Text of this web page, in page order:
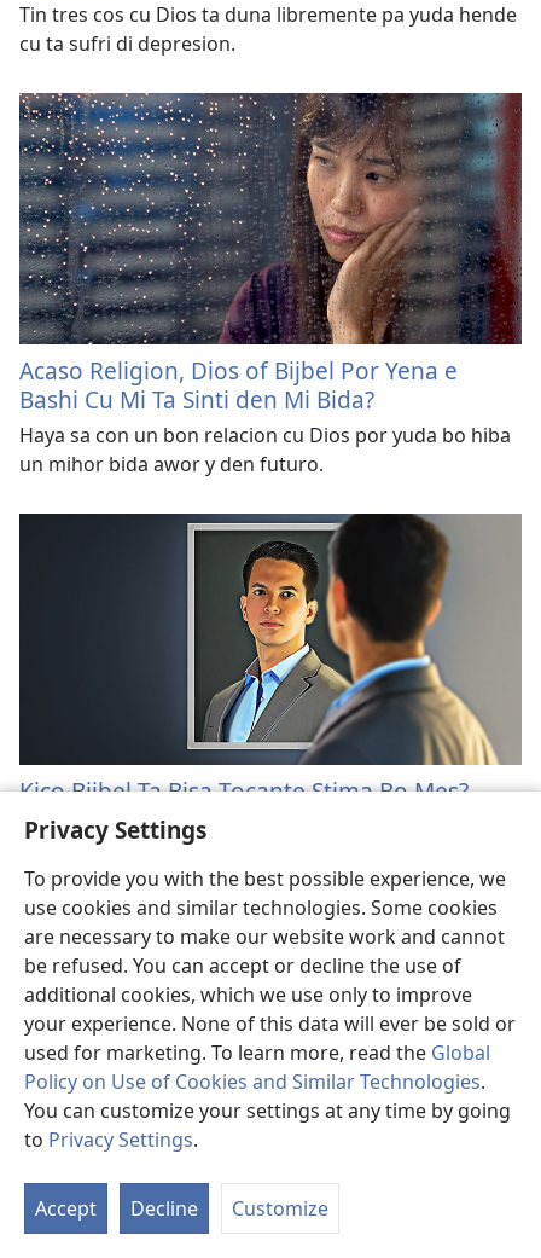
Privacy Settings
To provide you with the best possible experience, we
use cookies and similar technologies. Some cookies
are necessary to make our website work and cannot
be refused. You can accept or decline the use of
additional cookies, which we use only to improve
your experience. None of this data will ever be sold or
used for marketing. To learn more, read the Global
Policy on Use of Cookies and Similar Technologies.
You can customize your settings at any time by going
to Privacy Settings.
Accept Decline Customize
Tin tres cos cu Dios ta duna libremente pa yuda hende
cu ta sufri di depresion.
Acaso Religion, Dios of Bijbel Por Yena e
Bashi Cu Mi Ta Sinti den Mi Bida?
Haya sa con un bon relacion cu Dios por yuda bo hiba
un mihor bida awor y den futuro.
Kico Bijbel Ta Bisa Tocante Stima Bo Mes?
Hesus a bisa: “Stima bo prohimo mescos cu bo mes.”
JW.ORG ®/ WEBSITE OFICIAL DI TESTIGONAN DI JEHOVA
Opcion pa Aparencia di Website
Pidi un Bishita